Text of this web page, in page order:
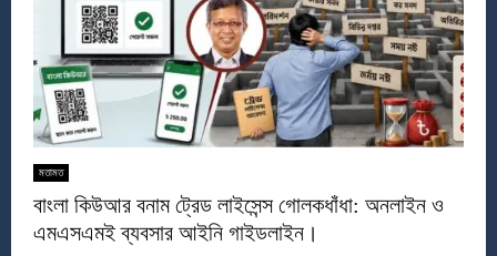
মতামত
বাংলা কিউআর বনাম ট্রেড লাইসেন্স গোলকধাঁধা: অনলাইন ও
এমএসএমই ব্যবসার আইনি গাইডলাইন।